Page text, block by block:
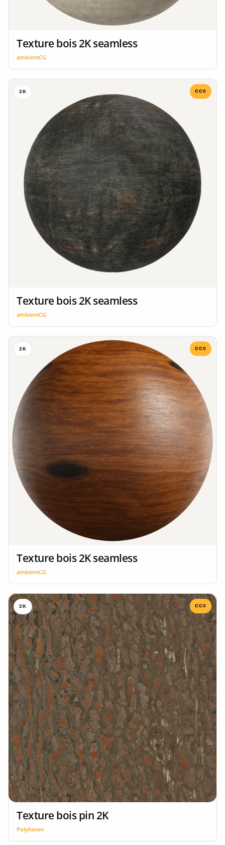
Texture bois 2K seamless
ambientCG
2K CC0
Texture bois 2K seamless
ambientCG
2K CC0
Texture bois 2K seamless
ambientCG
2K CC0
Texture bois pin 2K
Polyhaven